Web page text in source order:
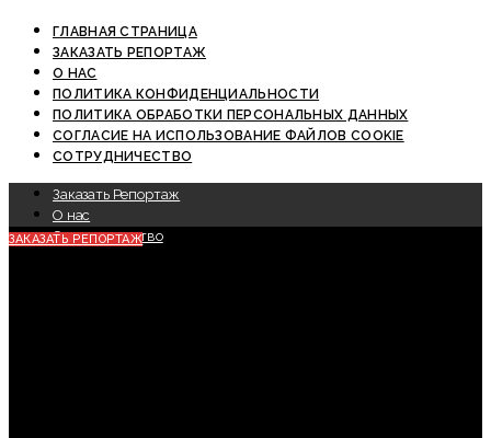
ГЛАВНАЯ СТРАНИЦА
ЗАКАЗАТЬ РЕПОРТАЖ
О НАС
ПОЛИТИКА КОНФИДЕНЦИАЛЬНОСТИ
ПОЛИТИКА ОБРАБОТКИ ПЕРСОНАЛЬНЫХ ДАННЫХ
СОГЛАСИЕ НА ИСПОЛЬЗОВАНИЕ ФАЙЛОВ COOKIE
СОТРУДНИЧЕСТВО
Заказать Репортаж
О нас
Сотрудничество
ЗАКАЗАТЬ РЕПОРТАЖ